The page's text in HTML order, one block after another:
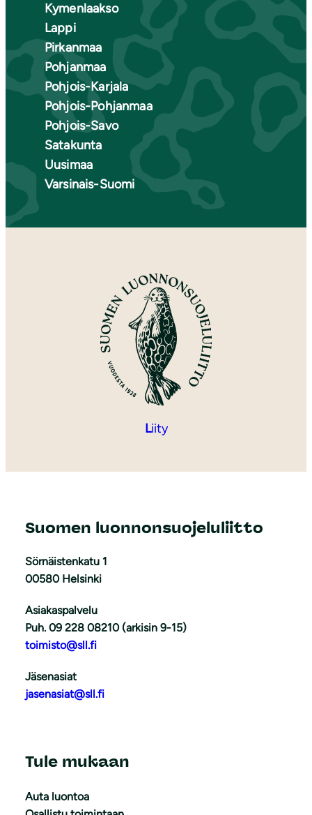
Kymenlaakso
Lappi
Pirkanmaa
Pohjanmaa
Pohjois-Karjala
Pohjois-Pohjanmaa
Pohjois-Savo
Satakunta
Uusimaa
Varsinais-Suomi
Liity
Suomen luonnonsuojeluliitto
Sörnäistenkatu 1
00580 Helsinki
Asiakaspalvelu
Puh. 09 228 08210 (arkisin 9-15)
toimisto@sll.fi
Jäsenasiat
jasenasiat@sll.fi
Tule mukaan
Auta luontoa